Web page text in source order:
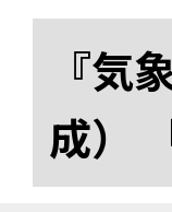
『気
成）